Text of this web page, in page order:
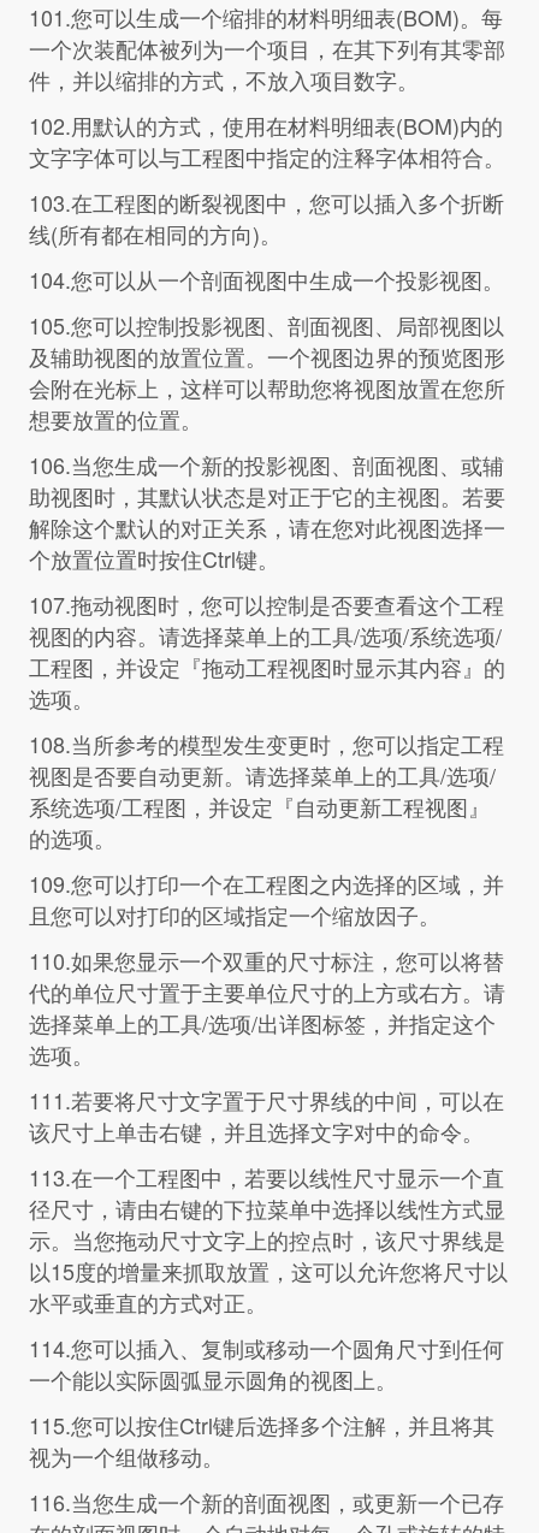
101.您可以生成一个缩排的材料明细表(BOM)。每
一个次装配体被列为一个项目，在其下列有其零部
件，并以缩排的方式，不放入项目数字。
102.用默认的方式，使用在材料明细表(BOM)内的
文字字体可以与工程图中指定的注释字体相符合。
103.在工程图的断裂视图中，您可以插入多个折断
线(所有都在相同的方向)。
104.您可以从一个剖面视图中生成一个投影视图。
105.您可以控制投影视图、剖面视图、局部视图以
及辅助视图的放置位置。一个视图边界的预览图形
会附在光标上，这样可以帮助您将视图放置在您所
想要放置的位置。
106.当您生成一个新的投影视图、剖面视图、或辅
助视图时，其默认状态是对正于它的主视图。若要
解除这个默认的对正关系，请在您对此视图选择一
个放置位置时按住Ctrl键。
107.拖动视图时，您可以控制是否要查看这个工程
视图的内容。请选择菜单上的工具/选项/系统选项/
工程图，并设定『拖动工程视图时显示其内容』的
选项。
108.当所参考的模型发生变更时，您可以指定工程
视图是否要自动更新。请选择菜单上的工具/选项/
系统选项/工程图，并设定『自动更新工程视图』
的选项。
109.您可以打印一个在工程图之内选择的区域，并
且您可以对打印的区域指定一个缩放因子。
110.如果您显示一个双重的尺寸标注，您可以将替
代的单位尺寸置于主要单位尺寸的上方或右方。请
选择菜单上的工具/选项/出详图标签，并指定这个
选项。
111.若要将尺寸文字置于尺寸界线的中间，可以在
该尺寸上单击右键，并且选择文字对中的命令。
113.在一个工程图中，若要以线性尺寸显示一个直
径尺寸，请由右键的下拉菜单中选择以线性方式显
示。当您拖动尺寸文字上的控点时，该尺寸界线是
以15度的增量来抓取放置，这可以允许您将尺寸以
水平或垂直的方式对正。
114.您可以插入、复制或移动一个圆角尺寸到任何
一个能以实际圆弧显示圆角的视图上。
115.您可以按住Ctrl键后选择多个注解，并且将其
视为一个组做移动。
116.当您生成一个新的剖面视图，或更新一个已存